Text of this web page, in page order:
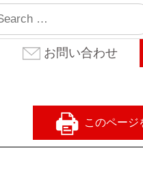
業
お問い合わせ